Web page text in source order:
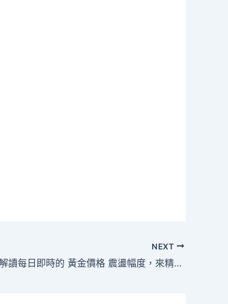
NEXT
散戶投資人如何藉由解讀每日即時的 黃金價格 震盪幅度，來精確推估全球跨國避險資金的短期外流方向？